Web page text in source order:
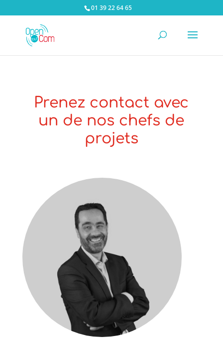
01 39 22 64 65
Prenez contact avec
un de nos chefs de
projets